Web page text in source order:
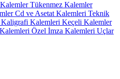
Tükenmez Kalemler
Cd ve Asetat Kalemleri Teknik
Kaligrafi Kalemleri Keçeli Kalemler
Özel İmza Kalemleri Uçlar